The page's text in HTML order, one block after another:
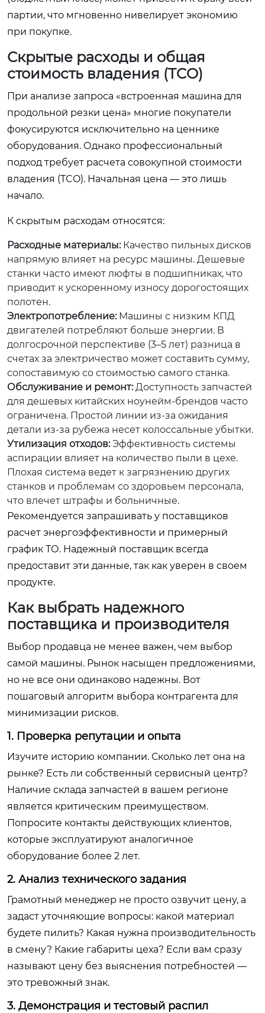
партии, что мгновенно нивелирует экономию
при покупке.
Скрытые расходы и общая
стоимость владения (TCO)
При анализе запроса «встроенная машина для
продольной резки цена» многие покупатели
фокусируются исключительно на ценнике
оборудования. Однако профессиональный
подход требует расчета совокупной стоимости
владения (TCO). Начальная цена — это лишь
начало.
К скрытым расходам относятся:
Расходные материалы:Качество пильных дисков
напрямую влияет на ресурс машины. Дешевые
станки часто имеют люфты в подшипниках, что
приводит к ускоренному износу дорогостоящих
полотен.
Электропотребление:Машины с низким КПД
двигателей потребляют больше энергии. В
долгосрочной перспективе (3–5 лет) разница в
счетах за электричество может составить сумму,
сопоставимую со стоимостью самого станка.
Обслуживание и ремонт:Доступность запчастей
для дешевых китайских ноунейм-брендов часто
ограничена. Простой линии из-за ожидания
детали из-за рубежа несет колоссальные убытки.
Утилизация отходов:Эффективность системы
аспирации влияет на количество пыли в цехе.
Плохая система ведет к загрязнению других
станков и проблемам со здоровьем персонала,
что влечет штрафы и больничные.
Рекомендуется запрашивать у поставщиков
расчет энергоэффективности и примерный
график ТО. Надежный поставщик всегда
предоставит эти данные, так как уверен в своем
продукте.
Как выбрать надежного
поставщика и производителя
Выбор продавца не менее важен, чем выбор
самой машины. Рынок насыщен предложениями,
но не все они одинаково надежны. Вот
пошаговый алгоритм выбора контрагента для
минимизации рисков.
1. Проверка репутации и опыта
Изучите историю компании. Сколько лет она на
рынке? Есть ли собственный сервисный центр?
Наличие склада запчастей в вашем регионе
является критическим преимуществом.
Попросите контакты действующих клиентов,
которые эксплуатируют аналогичное
оборудование более 2 лет.
2. Анализ технического задания
Грамотный менеджер не просто озвучит цену, а
задаст уточняющие вопросы: какой материал
будете пилить? Какая нужна производительность
в смену? Какие габариты цеха? Если вам сразу
называют цену без выяснения потребностей —
это тревожный знак.
3. Демонстрация и тестовый распил